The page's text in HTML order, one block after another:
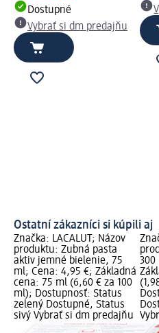
Dostupné
Vybrať si dm predajňu
Ostatní zákazníci si kúpili aj
Značka: LACALUT; Názov
produktu: Zubná pasta
aktiv jemné bielenie, 75
ml; Cena: 4,95 €; Základná
cena: 75 ml (6,60 € za 100
ml); Dostupnosť: Status
zelený Dostupné, Status
sivý Vybrať si dm predajňu
300